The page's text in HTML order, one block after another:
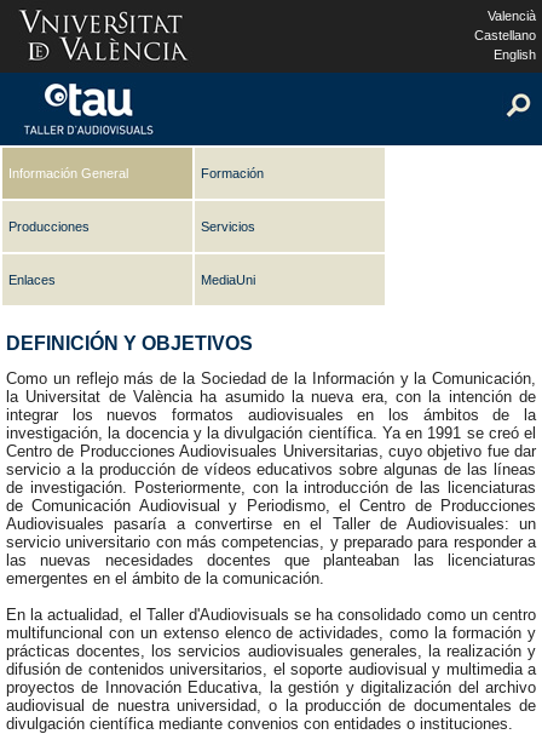
Valencià
Castellano
English
Información General Formación
Producciones Servicios
Enlaces MediaUni
DEFINICIÓN Y OBJETIVOS
Como un reflejo más de la Sociedad de la Información y la Comunicación,
la Universitat de València ha asumido la nueva era, con la intención de
integrar los nuevos formatos audiovisuales en los ámbitos de la
investigación, la docencia y la divulgación científica. Ya en 1991 se creó el
Centro de Producciones Audiovisuales Universitarias, cuyo objetivo fue dar
servicio a la producción de vídeos educativos sobre algunas de las líneas
de investigación. Posteriormente, con la introducción de las licenciaturas
de Comunicación Audiovisual y Periodismo, el Centro de Producciones
Audiovisuales pasaría a convertirse en el Taller de Audiovisuales: un
servicio universitario con más competencias, y preparado para responder a
las nuevas necesidades docentes que planteaban las licenciaturas
emergentes en el ámbito de la comunicación.
En la actualidad, el Taller d'Audiovisuals se ha consolidado como un centro
multifuncional con un extenso elenco de actividades, como la formación y
prácticas docentes, los servicios audiovisuales generales, la realización y
difusión de contenidos universitarios, el soporte audiovisual y multimedia a
proyectos de Innovación Educativa, la gestión y digitalización del archivo
audiovisual de nuestra universidad, o la producción de documentales de
divulgación científica mediante convenios con entidades o instituciones.